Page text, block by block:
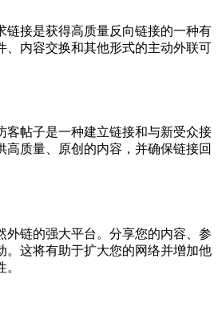
链接是获得高质量反向链接的一种有
、内容交换和其他形式的主动外联可
客帖子是一种建立链接和与新受众接
高质量、原创的内容，并确保链接回
外链的强大平台。分享您的内容、参
。这将有助于扩大您的网络并增加他